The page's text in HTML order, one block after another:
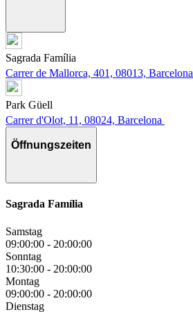
Sagrada Família
Carrer de Mallorca, 401, 08013, Barcelona
Park Güell
Carrer d'Olot, 11, 08024, Barcelona
Öffnungszeiten
Sagrada Família
Samstag
09:00:00 - 20:00:00
Sonntag
10:30:00 - 20:00:00
Montag
09:00:00 - 20:00:00
Dienstag